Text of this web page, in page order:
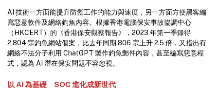
AI 技術一方面能提升防禦工作的能力與速度，另一方面方便黑客編
寫惡意軟件及網絡釣魚內容。根據香港電腦保安事故協調中心
（HKCERT）的《香港保安觀察報告》，2023 年第一季錄得
2,804 宗釣魚網站個案，比去年同期 806 宗上升 2.5 倍，又指出有
網絡不法分子利用 ChatGPT 製作釣魚郵件內容，甚至編寫惡意程
式，認為 AI 潛在保安問題不容忽視。
以 AI 為基礎 SOC 進化成新世代